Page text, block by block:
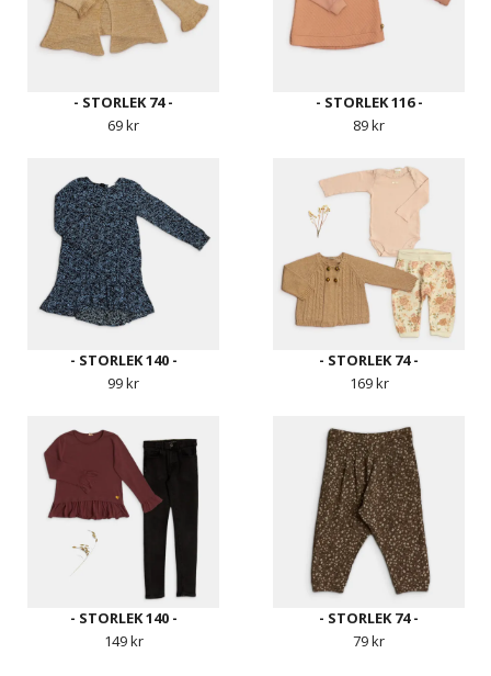
- STORLEK 74 -
69 kr
- STORLEK 116 -
89 kr
- STORLEK 140 -
99 kr
- STORLEK 74 -
169 kr
- STORLEK 140 -
149 kr
- STORLEK 74 -
79 kr